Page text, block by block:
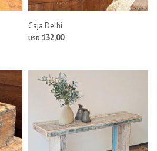
Caja Delhi
USD 132,00